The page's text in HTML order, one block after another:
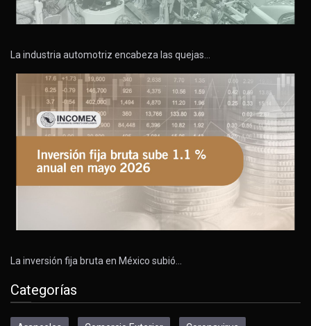
La industria automotriz encabeza las quejas…
La inversión fija bruta en México subió…
Categorías